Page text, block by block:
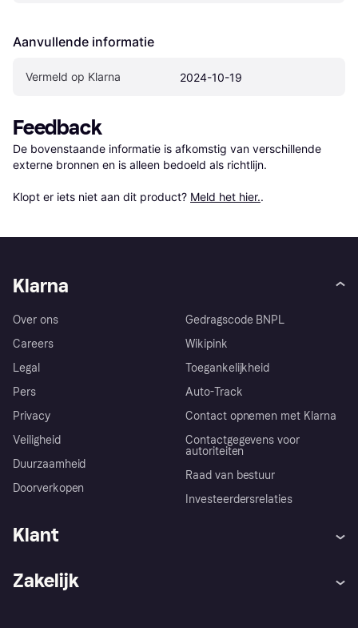
Aanvullende informatie
Vermeld op Klarna 2024-10-19
Feedback
De bovenstaande informatie is afkomstig van verschillende
externe bronnen en is alleen bedoeld als richtlijn.
Klopt er iets niet aan dit product? Meld het hier..
Klarna
Over ons
Careers
Legal
Pers
Privacy
Veiligheid
Duurzaamheid
Doorverkopen
Gedragscode BNPL
Wikipink
Toegankelijkheid
Auto-Track
Contact opnemen met Klarna
Contactgegevens voor
autoriteiten
Raad van bestuur
Investeerdersrelaties
Klant
Zakelijk